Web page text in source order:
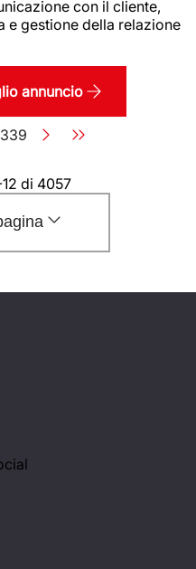
con il cliente,
e gestione della relazione
annuncio
Pagina
339
di 4057